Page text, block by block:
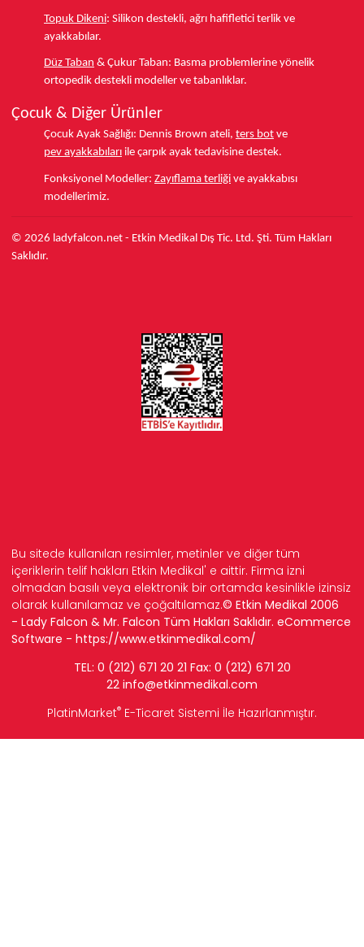
Topuk Dikeni: Silikon destekli, ağrı hafifletici terlik ve
ayakkabılar.
Düz Taban & Çukur Taban: Basma problemlerine yönelik
ortopedik destekli modeller ve tabanlıklar.
Çocuk & Diğer Ürünler
Çocuk Ayak Sağlığı: Dennis Brown ateli, ters bot ve
pev ayakkabıları ile çarpık ayak tedavisine destek.
Fonksiyonel Modeller: Zayıflama terliği ve ayakkabısı
modellerimiz.
© 2026 ladyfalcon.net - Etkin Medikal Dış Tic. Ltd. Şti. Tüm Hakları
Saklıdır.
Bu sitede kullanılan resimler, metinler ve diğer tüm
içeriklerin telif hakları Etkin Medikal' e aittir. Firma izni
olmadan basılı veya elektronik bir ortamda kesinlikle izinsiz
olarak kullanılamaz ve çoğaltılamaz.© Etkin Medikal 2006
- Lady Falcon & Mr. Falcon Tüm Hakları Saklıdır. eCommerce
Software - https://www.etkinmedikal.com/
TEL: 0 (212) 671 20 21 Fax: 0 (212) 671 20
22 info@etkinmedikal.com
PlatinMarket® E-Ticaret Sistemi İle Hazırlanmıştır.